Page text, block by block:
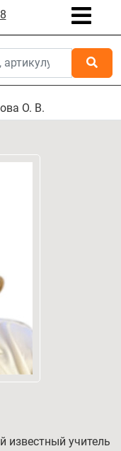
О. В.
известный учитель